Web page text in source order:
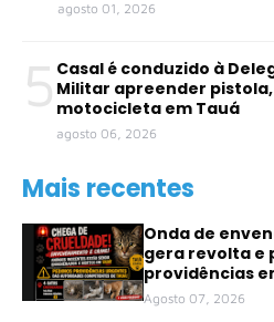
agosto 01, 2026
5 Casal é conduzido à
Militar apreender
motocicleta em Tauá
agosto 06, 2026
Mais recentes
Onda de
gera revolta e
providências
Agosto 07, 2026